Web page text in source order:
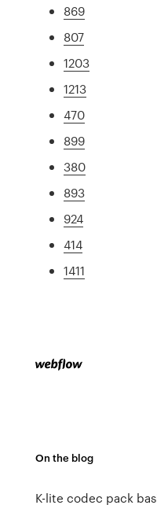
869
807
1203
1213
470
899
380
893
924
414
1411
On the blog
K-lite codec pack